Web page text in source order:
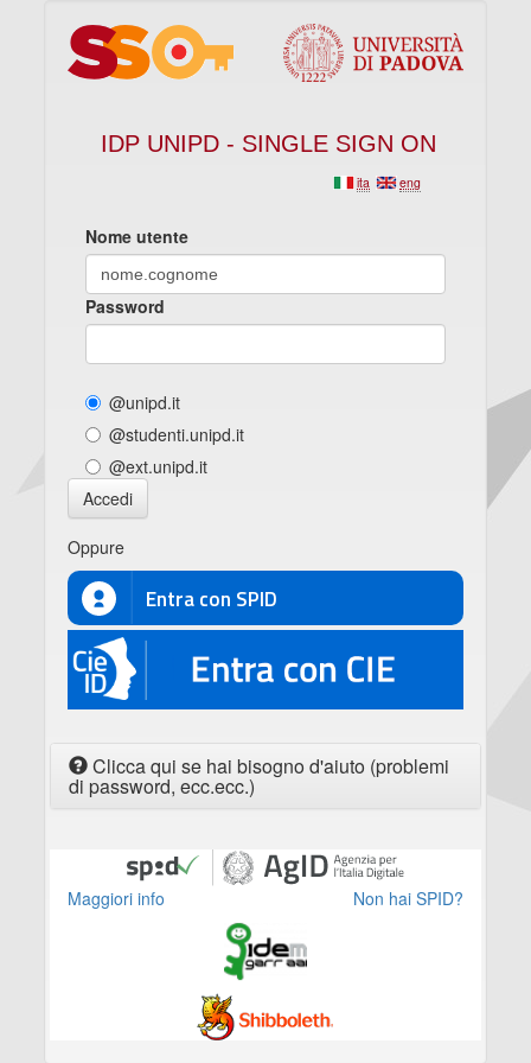
IDP UNIPD - SINGLE SIGN ON
eng
ita
Nome utente
Password
@unipd.it
@studenti.unipd.it
@ext.unipd.it
Accedi
Oppure
Entra con SPID
CIE
Clicca qui se hai bisogno d'aiuto (problemi
di password, ecc.ecc.)
Maggiori info Non hai SPID?